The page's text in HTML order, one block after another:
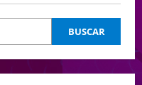
BUSCAR